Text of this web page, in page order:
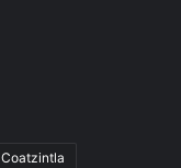
Coatzintla